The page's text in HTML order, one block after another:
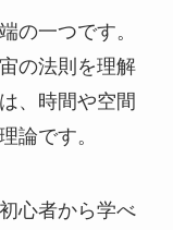
の一つです。
の法則を理解
、時間や空間
論です。
心者から学べ